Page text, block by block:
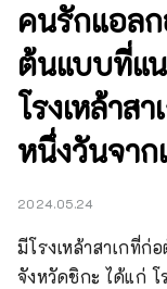
คนรักแอล
ต้นแบบที่แ
โรงเหล้าส
หนึ่งวันจาก
2024.05.24
มีโรงเหล้าสาเกที่ก่
จังหวัดชิกะ ได้แก่ โ